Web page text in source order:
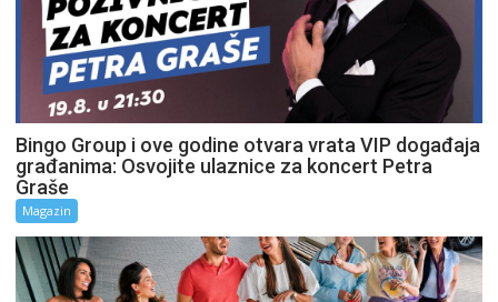
Bingo Group i ove godine otvara vrata VIP događaja
građanima: Osvojite ulaznice za koncert Petra
Graše
Magazin